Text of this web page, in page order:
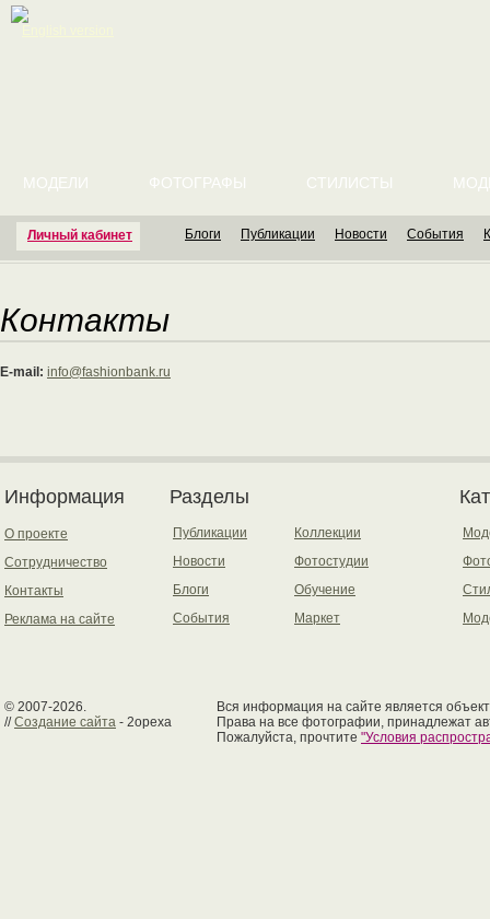
Личный кабинет
МОДЕЛИ ФОТОГРАФЫ СТИЛИСТЫ
Блоги Публикации Новости События
Контакты
E-mail: info@fashionbank.ru
Информация
О проекте
Сотрудничество
Контакты
Реклама на сайте
Разделы
Публикации
Новости
Блоги
События
Коллекции
Фотостудии
Обучение
Маркет
© 2007-2026.
//Создание сайта - 2opexa
Вся информация на сайте является
Права на все фотографии, принадлежат
Пожалуйста, прочтите "Условия